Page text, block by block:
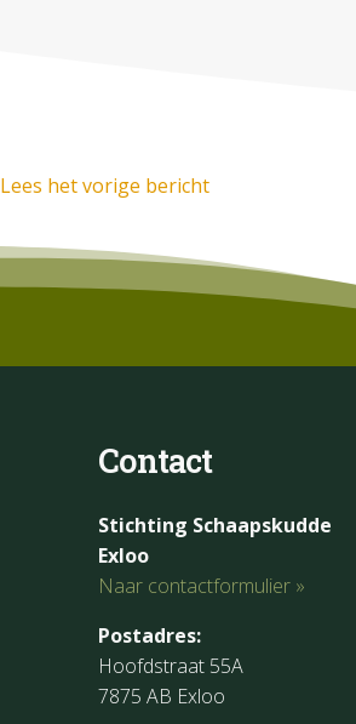
Lees het vorige bericht
Contact
Stichting Schaapskudde
Exloo
Naar contactformulier »
Postadres:
Hoofdstraat 55A
7875 AB Exloo